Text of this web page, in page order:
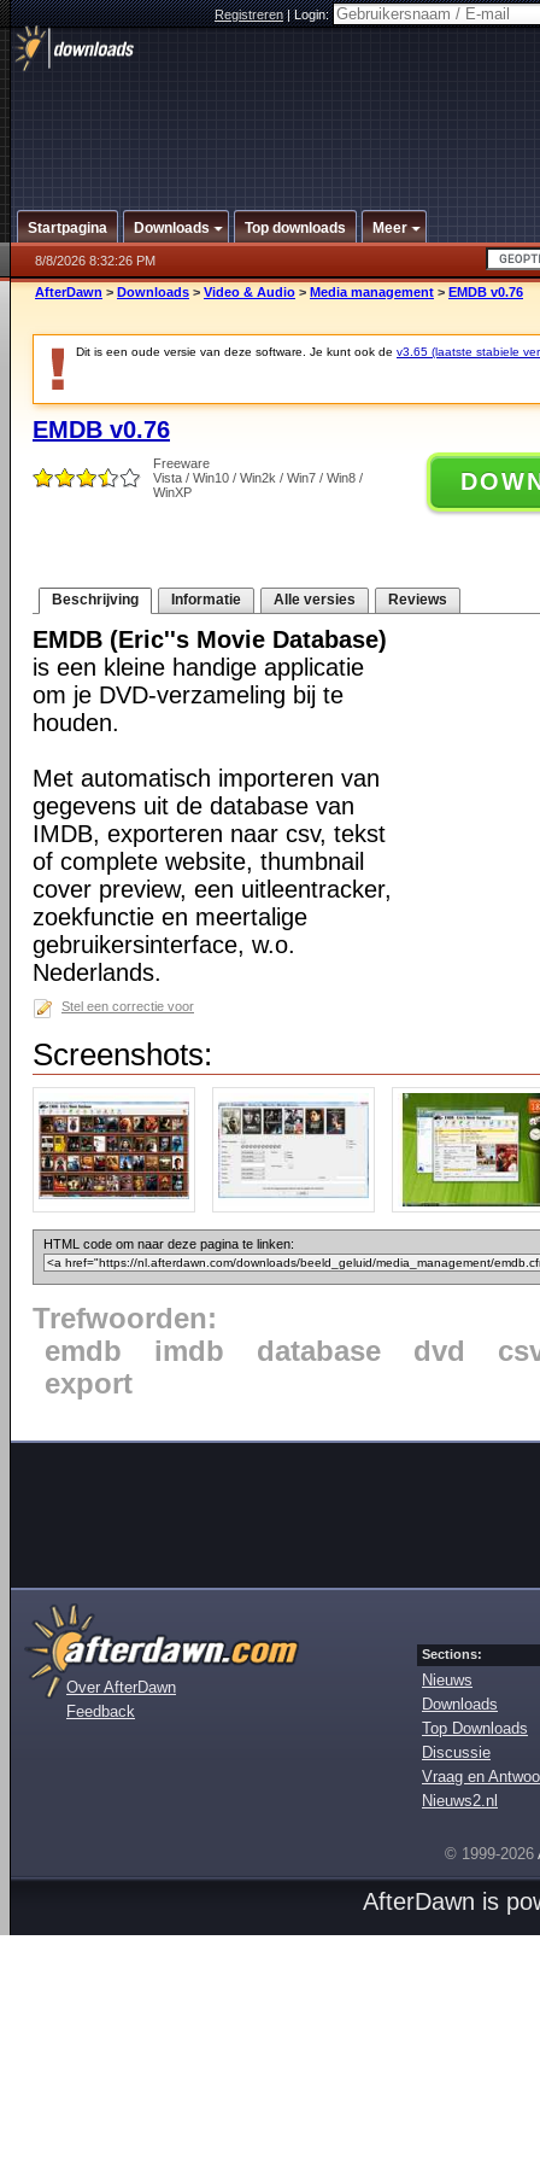
Registreren|Login:
Startpagina Downloads Top downloads Meer
8/8/2026 8:32:26 PM
AfterDawn > Downloads > Video & Audio > Media management > EMDB v0.76
Dit is een oude versie van deze software. Je kunt ook de v3.65 (laatste stabiele
EMDB v0.76
Freeware
Vista / Win10 / Win2k / Win7 / Win8 /
WinXP
Beschrijving Informatie Alle versies Reviews
EMDB (Eric''s Movie Database)
is een kleine handige applicatie
om je DVD-verzameling bij te
houden.
Met automatisch importeren van
gegevens uit de database van
IMDB, exporteren naar csv, tekst
of complete website, thumbnail
cover preview, een uitleentracker,
zoekfunctie en meertalige
gebruikersinterface, w.o.
Nederlands.
Stel een correctie voor
Screenshots:
HTML code om naar deze pagina te linken:
Trefwoorden:
emdb
imdb database dvd
export
Over AfterDawn
Feedback
Sections:
Nieuws
Downloads
Top Downloads
Discussie
Vraag en
Nieuws2.nl
© 1999-2026
AfterDawn is